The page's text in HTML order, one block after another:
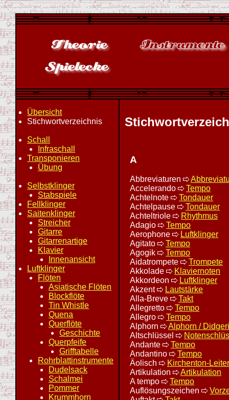
Übersicht
Stichwortverzeichnis
Schall
Infraschall
Transponieren
Übung
Selbstklinger
Stabspiele
Fellklinger
Saitenklinger
Streicher
Gitarre
Gitarrenartige
Klavier
Innenansicht
Luftklinger
Flöten
Asiatische Flöten
Blockflöte
Tin Whistle
Quena
Querflöte
Geschichte
Querpfeife
Grifftabelle
Rohrblattinstrumente
Dudelsack
Schalmei
Pommer
Krummhorn
A
Abbreviaturen
Accelerando
Tempo
Achtelnote
Tondauer
Achtelpause
Tondauer
Achteltriole
Rhythmus
Adagio
Tempo
Aerophone
Luftklinger
Agitato
Tempo
Agogik
Tempo
Aidatrompete
Trompete
Akkolade
Klaviernoten
Akkordeon
Luftklinger
Akzent
Lautstärke
Alla-Breve
Takt
Allegretto
Tempo
Allegro
Tempo
Alphorn
Alphorn /
Altschlüssel
Andante
Tempo
Andantino
Tempo
Äolisch
Kirchenton-
Artikulation
Artikulation
A tempo
Tempo
Auflösungszeichen